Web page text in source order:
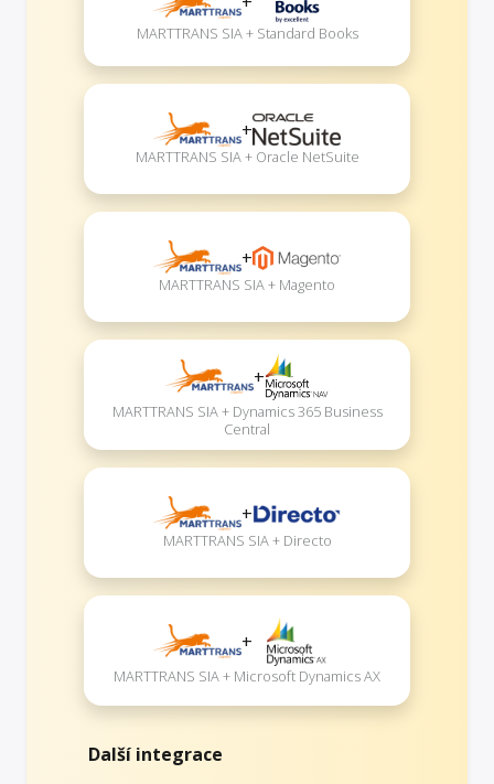
MARTTRANS SIA + Standard Books
+
MARTTRANS SIA + Oracle NetSuite
+
MARTTRANS SIA + Magento
+
MARTTRANS SIA + Dynamics 365 Business
Central
+
MARTTRANS SIA + Directo
+
MARTTRANS SIA + Microsoft Dynamics AX
Další integrace